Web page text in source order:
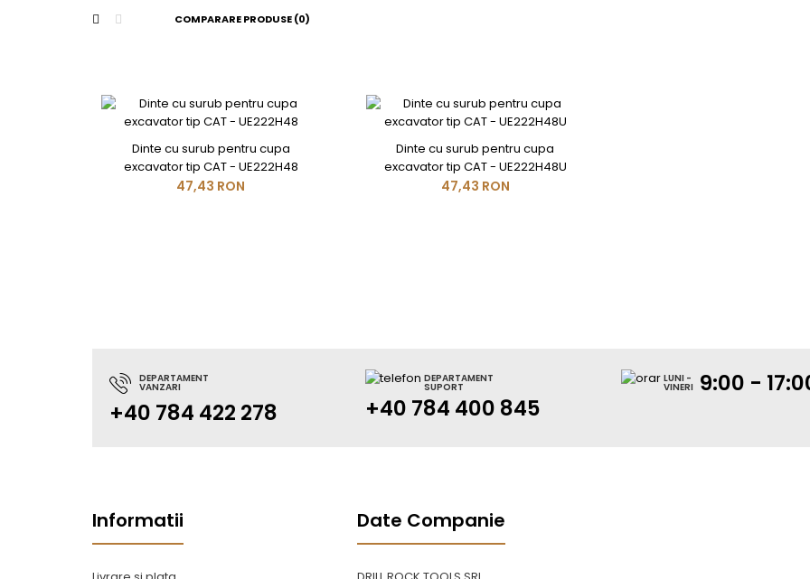
COMPARARE PRODUSE (0)
Dinte cu surub pentru cupa
excavator tip CAT - UE222H48
47,43 RON
Dinte cu surub pentru cupa
excavator tip CAT - UE222H48U
47,43 RON
DEPARTAMENT
VANZARI
+40 784 422 278
DEPARTAMENT
SUPORT
+40 784 400 845
LUNI -
VINERI 9:00 -
Informatii Date Companie